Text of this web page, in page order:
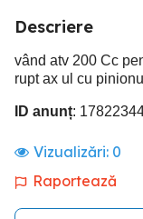
Descriere
vând atv 200 Cc
rupt ax ul cu
ID anunț:
Vizualizări: 0
Raportează